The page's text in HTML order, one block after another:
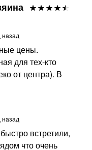
назад
цены.
для тех-кто
от центра). В
назад
встретили,
что очень